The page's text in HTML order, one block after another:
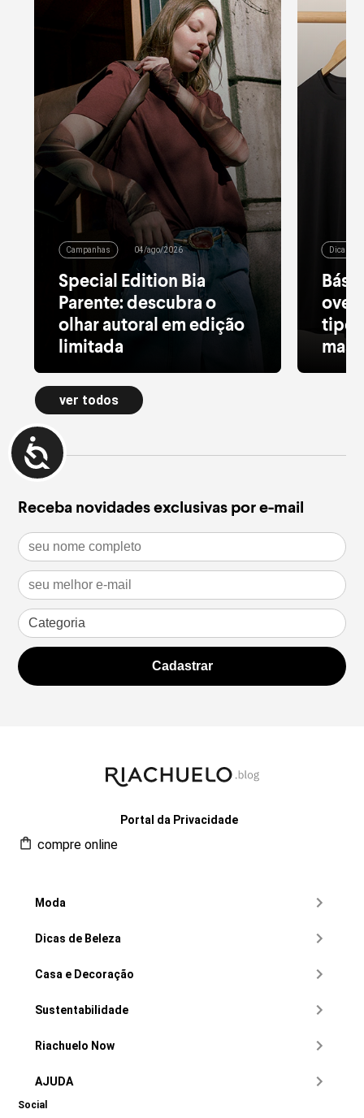
Campanhas 04/ago/2026
Special Edition Bia
Parente: descubra o
olhar autoral em edição
limitada
Alfaiataria leve, tule estampado, pied
de poule e acessórios com pedras
naturais dão forma à nova Special
Edition
Dicas de
Da
ver todos
Receba novidades exclusivas por e-mail
Portal da Privacidade
compre online
Moda
Dicas de Beleza
Casa e Decoração
Sustentabilidade
Riachuelo Now
AJUDA
Social